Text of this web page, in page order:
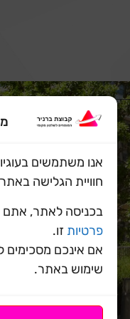
חוויית הגלישה
בכניסה לאתר,
פרטיותזו.
אם אינכם מסכימים
שימוש באתר.